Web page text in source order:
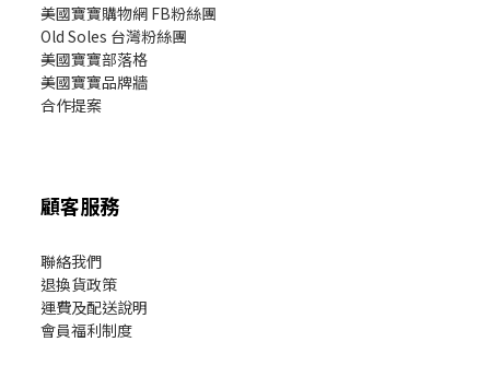
美國寶寶購物網 FB粉絲團
Old Soles 台灣粉絲團
美國寶寶部落格
美國寶寶品牌牆
合作提案
顧客服務
聯絡我們
退換貨政策
運費及配送說明
會員福利制度